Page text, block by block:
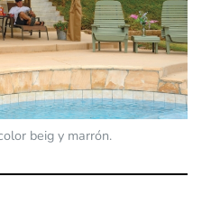
beig y marrón.